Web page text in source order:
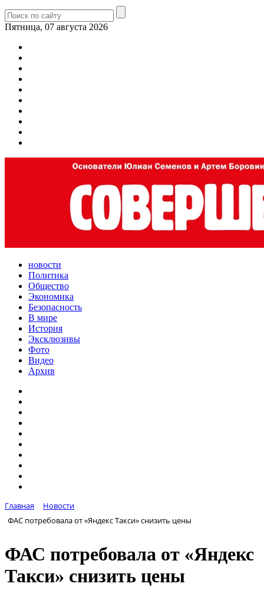
Пятница, 07 августа 2026
новости
Политика
Общество
Экономика
Безопасность
В мире
История
Эксклюзивы
Фото
Видео
Архив
Главная
Новости
ФАС потребовала от «Яндекс Такси» снизить цены
ФАС потребовала от «Яндекс
Такси» снизить цены